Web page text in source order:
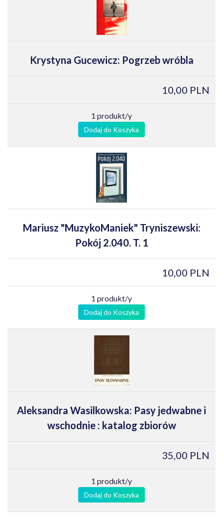
Krystyna Gucewicz: Pogrzeb wróbla
10,00 PLN
1 produkt/y
Dodaj do Koszyka
Mariusz "MuzykoManiek" Tryniszewski:
Pokój 2.040. T. 1
10,00 PLN
1 produkt/y
Dodaj do Koszyka
Aleksandra Wasilkowska: Pasy jedwabne i
wschodnie : katalog zbiorów
35,00 PLN
1 produkt/y
Dodaj do Koszyka